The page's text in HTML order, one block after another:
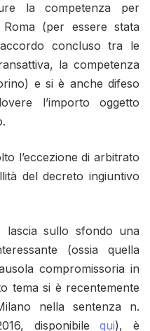
la competenza per
(per essere stata
concluso tra le
la competenza
e si è anche difeso
l’importo oggetto
l’eccezione di arbitrato
del decreto ingiuntivo
lascia sullo sfondo una
(ossia quella
compromissoria in
tema si è recentemente
nella sentenza n.
disponibilequi), è